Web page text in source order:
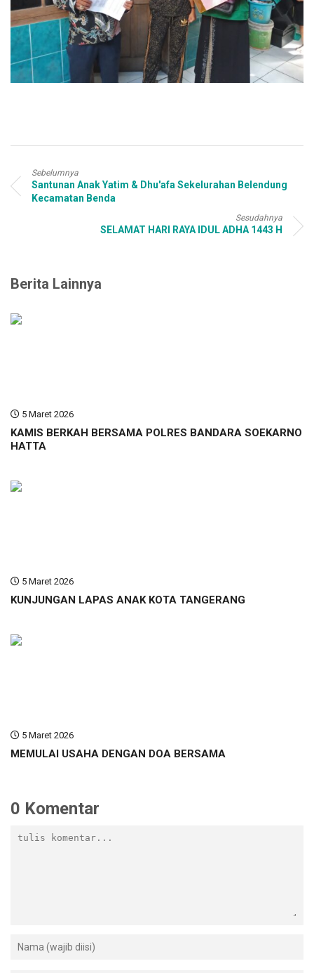
Sebelumnya
Santunan Anak Yatim & Dhu'afa Sekelurahan Belendung
Kecamatan Benda
Sesudahnya
SELAMAT HARI RAYA IDUL ADHA 1443 H
Berita Lainnya
5 Maret 2026
KAMIS BERKAH BERSAMA POLRES BANDARA SOEKARNO
HATTA
5 Maret 2026
KUNJUNGAN LAPAS ANAK KOTA TANGERANG
5 Maret 2026
MEMULAI USAHA DENGAN DOA BERSAMA
0 Komentar